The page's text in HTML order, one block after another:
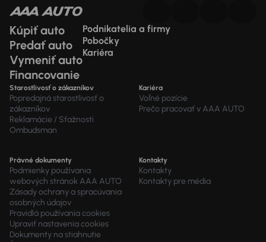
Kúpiť auto
Predať auto
Vymeniť auto
Financovanie
Podnikatelia a firmy
Pobočky
Kariéra
Starostlivosť o zákazníkov
Popredajná starostlivosť o
zákazníkov
Reklamácie / Sťažnosti
Ombudsman
Kariéra
Voľné pozície
Prečo pracovať v AAA AUTO
Právné dokumenty
Podmienky používania
webových stránok AAA AUTO
Zásady ochrany a spracúvania
osobných údajov
Pravidlá používania cookies
Upraviť nastavenia cookies
Dokumenty na stiahnutie
Kontakty
Kontakty
Kontakty pre média